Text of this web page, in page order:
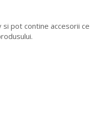
pot contine accesorii ce